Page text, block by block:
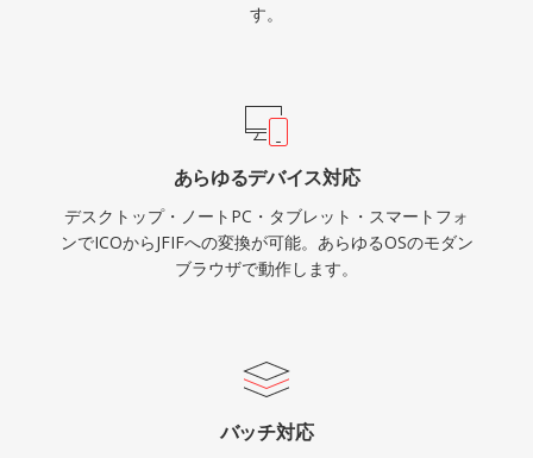
す。
あらゆるデバイス対応
デスクトップ・ノートPC・タブレット・スマートフォ
ンでICOからJFIFへの変換が可能。あらゆるOSのモダン
ブラウザで動作します。
バッチ対応